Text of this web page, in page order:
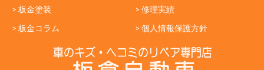
> 板金塗装
> 修理実績
> 板金コラム
> 個人情報保護方針